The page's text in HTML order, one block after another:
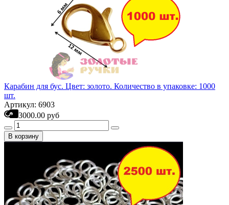
Карабин для бус. Цвет: золото. Количество в упаковке: 1000
шт.
Артикул: 6903
3000.00 руб
В корзину